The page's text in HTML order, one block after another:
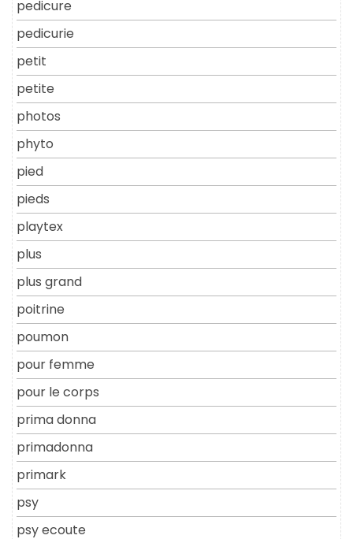
pedicure
pedicurie
petit
petite
photos
phyto
pied
pieds
playtex
plus
plus grand
poitrine
poumon
pour femme
pour le corps
prima donna
primadonna
primark
psy
psy ecoute